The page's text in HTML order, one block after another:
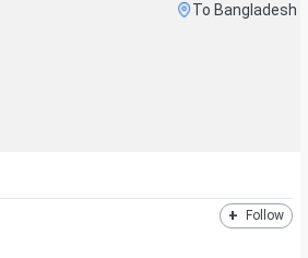
To Bangladesh
+ Follow